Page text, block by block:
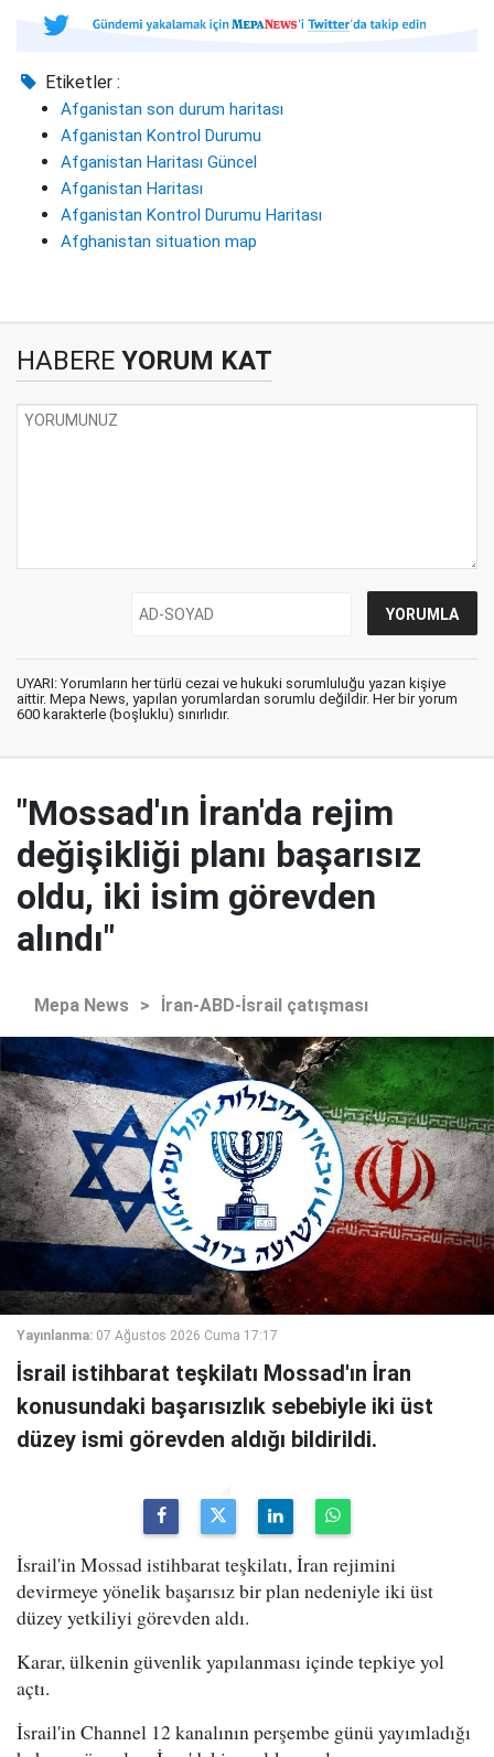
Etiketler :
Afganistan son durum haritası
Afganistan Kontrol Durumu
Afganistan Haritası Güncel
Afganistan Haritası
Afganistan Kontrol Durumu Haritası
Afghanistan situation map
HABERE YORUM KAT
UYARI: Yorumların her türlü cezai ve hukuki sorumluluğu yazan kişiye
aittir. Mepa News, yapılan yorumlardan sorumlu değildir. Her bir yorum
600 karakterle (boşluklu) sınırlıdır.
"Mossad'ın İran'da rejim
değişikliği planı başarısız
oldu, iki isim görevden
alındı"
Mepa News > İran-ABD-İsrail çatışması
Yayınlanma: 07 Ağustos 2026 Cuma 17:17
İsrail istihbarat teşkilatı Mossad'ın İran
konusundaki başarısızlık sebebiyle iki üst
düzey ismi görevden aldığı bildirildi.
İsrail'in Mossad istihbarat teşkilatı, İran rejimini
devirmeye yönelik başarısız bir plan nedeniyle iki üst
düzey yetkiliyi görevden aldı.
Karar, ülkenin güvenlik yapılanması içinde tepkiye yol
açtı.
İsrail'in Channel 12 kanalının perşembe günü yayımladığı